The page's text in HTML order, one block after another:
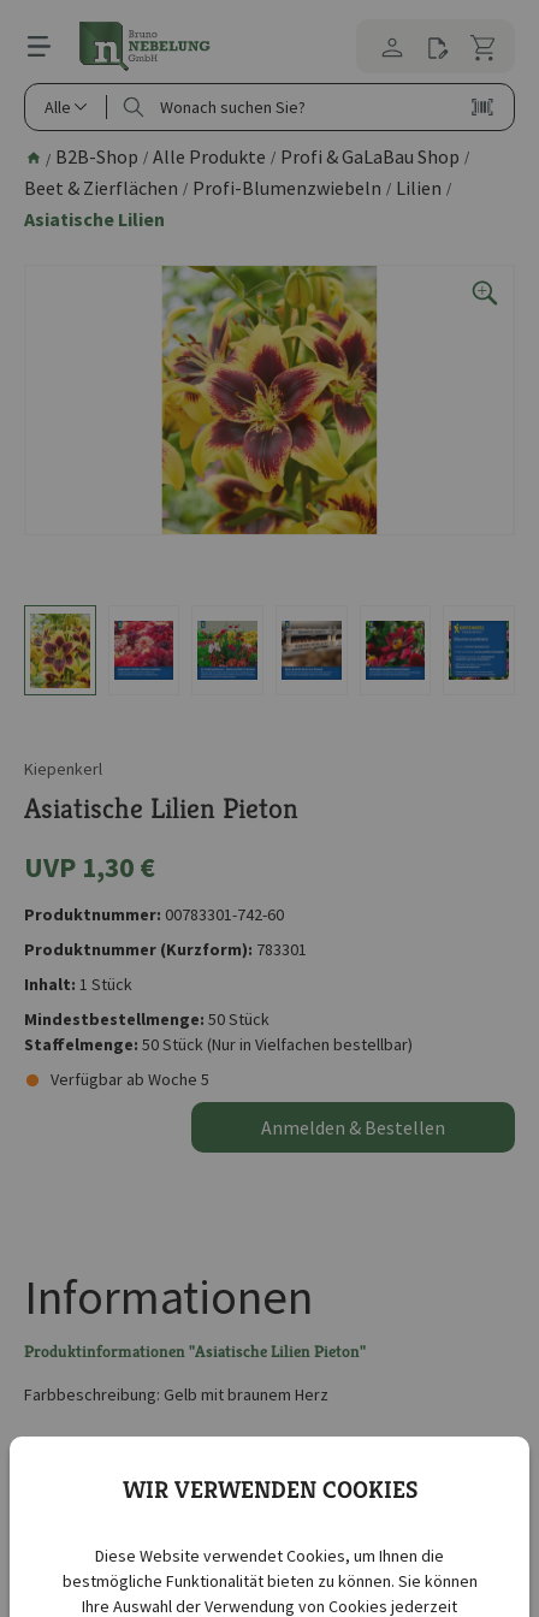
springen
Alle
/ B2B-Shop / Alle Produkte / Profi & GaLaBau Shop /
Beet & Zierflächen / Profi-Blumenzwiebeln / Lilien /
Asiatische Lilien
Kiepenkerl
Asiatische Lilien Pieton
UVP 1,30 €
Produktnummer: 00783301-742-60
Produktnummer (Kurzform): 783301
Inhalt: 1 Stück
Mindestbestellmenge: 50 Stück
Staffelmenge: 50 Stück (Nur in Vielfachen bestellbar)
Verfügbar ab Woche 5
Anmelden & Bestellen
Informationen
Produktinformationen "Asiatische Lilien Pieton"
Farbbeschreibung: Gelb mit braunem Herz
Lieferbar ab KW :
5
Botanische Bezeichnung :
Lilium hybrids
Abstand zwischen den
20 cm
WIR VERWENDEN COOKIES
Diese Website verwendet Cookies, um Ihnen die
bestmögliche Funktionalität bieten zu können. Sie können
Ihre Auswahl der Verwendung von Cookies jederzeit